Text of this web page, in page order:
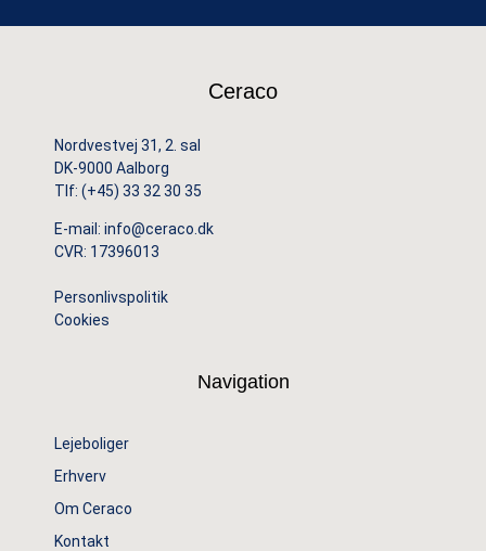
Ceraco
Nordvestvej 31, 2. sal
DK-9000 Aalborg
Tlf: (+45) 33 32 30 35
E-mail: info@ceraco.dk
CVR: 17396013
Personlivspolitik
Cookies
Navigation
Lejeboliger
Erhverv
Om Ceraco
Kontakt